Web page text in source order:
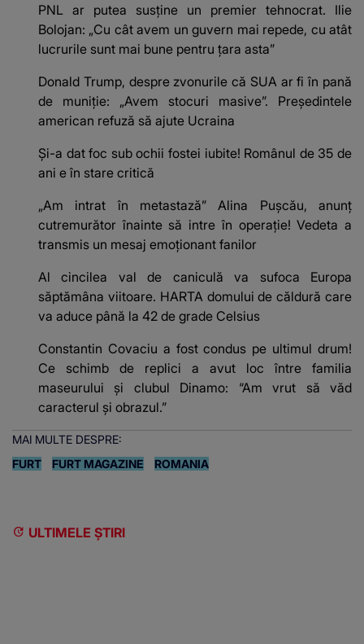
PNL ar putea susține un premier tehnocrat. Ilie
Bolojan: „Cu cât avem un guvern mai repede, cu atât
lucrurile sunt mai bune pentru țara asta”
Donald Trump, despre zvonurile că SUA ar fi în pană
de muniție: „Avem stocuri masive”. Președintele
american refuză să ajute Ucraina
Și-a dat foc sub ochii fostei iubite! Românul de 35 de
ani e în stare critică
„Am intrat în metastază” Alina Pușcău, anunț
cutremurător înainte să intre în operație! Vedeta a
transmis un mesaj emoționant fanilor
Al cincilea val de caniculă va sufoca Europa
săptămâna viitoare. HARTA domului de căldură care
va aduce până la 42 de grade Celsius
Constantin Covaciu a fost condus pe ultimul drum!
Ce schimb de replici a avut loc între familia
maseurului și clubul Dinamo: “Am vrut să văd
caracterul și obrazul.”
MAI MULTE DESPRE:
FURT
FURT MAGAZINE ROMANIA
ULTIMELE ȘTIRI